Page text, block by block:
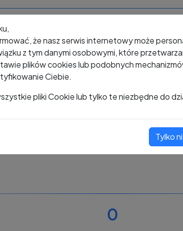
+48 509 775
Oceń ten
0
że nasz serwis internetowy może
z tym danymi osobowymi, które
plików cookies lub podobnych
Ciebie.
pliki Cookie lub tylko te niezbędne do
Tylko